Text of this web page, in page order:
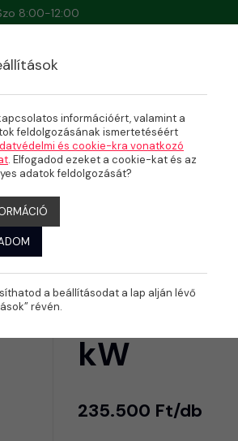
8:00-12:00
kW
235.500 Ft/db
információért, valamint a
feldolgozásának ismertetéséért
és cookie-kra vonatkozó
. Elfogadod ezeket a cookie-kat és az
adatok feldolgozását?
a beállításodat a lap alján lévő
révén.